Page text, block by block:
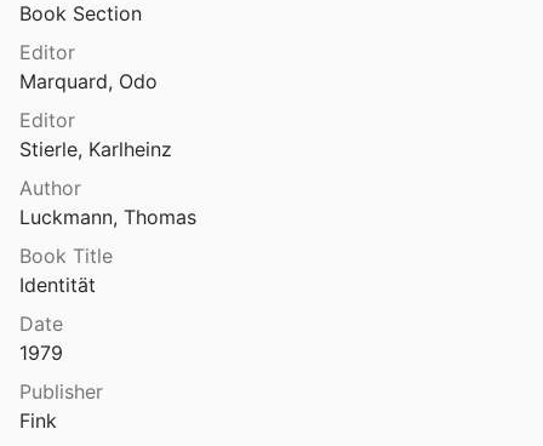
3: Archivdokumente
Book Section
Editor
Marquard, Odo
Editor
Stierle, Karlheinz
Author
Luckmann, Thomas
Book Title
Identität
Date
1979
Publisher
Fink